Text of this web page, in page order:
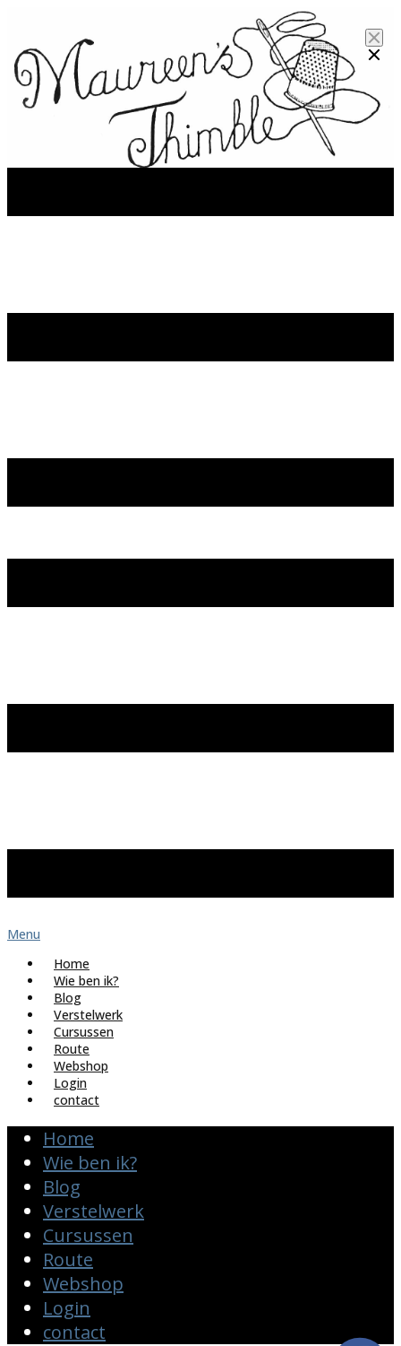
Menu
Home
Wie ben ik?
Blog
Verstelwerk
Cursussen
Route
Webshop
Login
contact
Home
Wie ben ik?
Blog
Verstelwerk
Cursussen
Route
Webshop
Login
contact